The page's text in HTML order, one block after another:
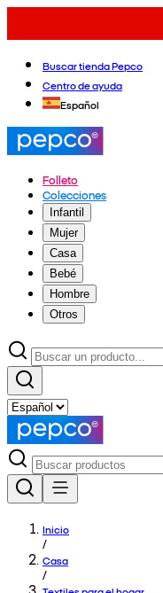
Buscar tienda Pepco
Centro de ayuda
Español
Folleto
Colecciones
Infantil
Mujer
Casa
Bebé
Hombre
Otros
Inicio
/
Casa
/